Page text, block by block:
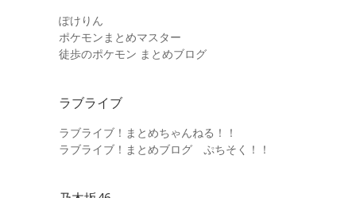
ぽけりん
ポケモンまとめマスター
徒歩のポケモン まとめブログ
ラブライブ
ラブライブ！まとめちゃんねる！！
ラブライブ！まとめブログ ぷちそく！！